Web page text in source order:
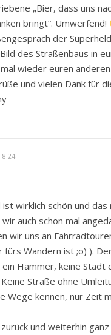
„Bier, dass uns
bringt“. Umwerfend!
der
des Straßenbaus in
wieder euren
und vielen Dank für
wirklich schön und das
auch schon mal
wir uns an
Wandern ist ;o) ).
Hammer, keine Stadt
Straße ohne
Wege kennen, nur Zeit
und weiterhin ganz